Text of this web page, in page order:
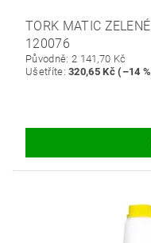
TORK MATIC
120076
Původně: 2 141,70 Kč
Ušetříte:320,65 Kč (–14